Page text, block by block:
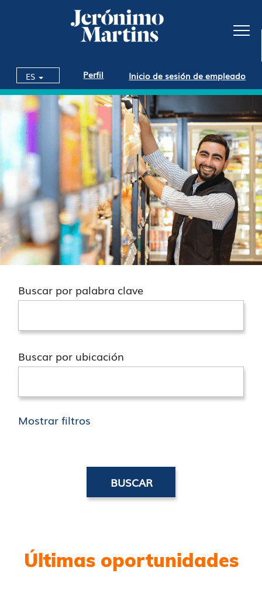
ES Perfil Inicio de sesión de empleado
Buscar por palabra clave
Buscar por ubicación
Mostrar filtros
Últimas oportunidades